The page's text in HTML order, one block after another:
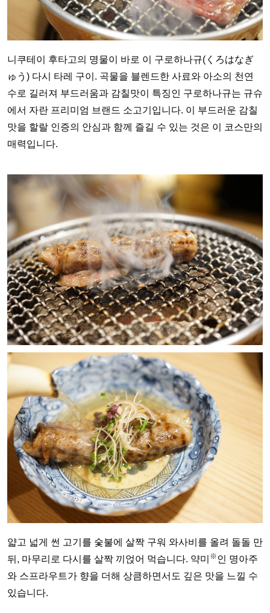
니쿠테이 후타고의 명물이 바로 이 구로하나규(くろはなぎ
ゅう) 다시 타레 구이. 곡물을 블렌드한 사료와 아소의 천연
수로 길러져 부드러움과 감칠맛이 특징인 구로하나규는 규슈
에서 자란 프리미엄 브랜드 소고기입니다. 이 부드러운 감칠
맛을 할랄 인증의 안심과 함께 즐길 수 있는 것은 이 코스만의
매력입니다.
얇고 넓게 썬 고기를 숯불에 살짝 구워 와사비를 올려 돌돌 만
뒤, 마무리로 다시를 살짝 끼얹어 먹습니다. 약미 ※인 명아주
와 스프라우트가 향을 더해 상큼하면서도 깊은 맛을 느낄 수
있습니다.